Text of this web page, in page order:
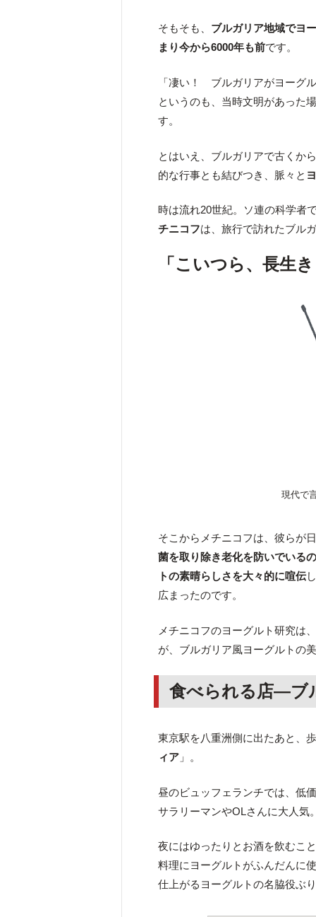
そもそも、 ブルガリア地域でヨ
まり今から6000年も前です。
「凄い！ ブルガリアがヨーグ
というのも、当時文明があった
す。
とはいえ、ブルガリアで古くか
的な行事とも結びつき、脈々と
時は流れ20世紀。ソ連の科学者
チニコフは、旅行で訪れたブル
「こいつら、長生
現代で
そこからメチニコフは、彼らが
菌を取り除き老化を防いでいる
トの素晴らしさを大々的に喧伝
広まったのです。
メチニコフのヨーグルト研究は
が、ブルガリア風ヨーグルトの
食べられる店―ブ
東京駅を八重洲側に出たあと、
ィア 」。
昼のビュッフェランチでは、低
サラリーマンやOLさんに大人気
夜にはゆったりとお酒を飲むこ
料理にヨーグルトがふんだんに
仕上がるヨーグルトの名脇役ぶ